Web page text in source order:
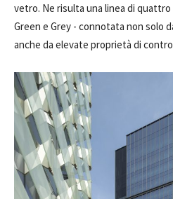
vetro. Ne risulta una linea di
Green e Grey - connotata non solo
anche da elevate proprietà di